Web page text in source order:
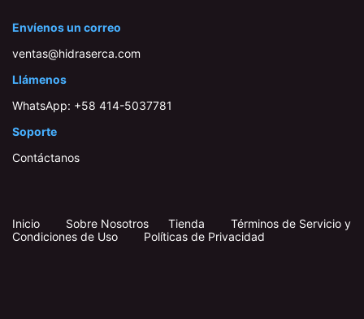
Envíenos un correo
ventas@hidraserca.com
Llámenos
WhatsApp: +58 414-503778​1
Soporte
Contáctanos
Inicio Sobre Nosotros Tienda
Términos de Servicio y
Condiciones de Uso
Políticas de Privacidad